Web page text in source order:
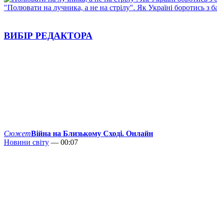
"Полювати на лучника, а не на стрілу". Як Україні боротись з
ВИБІР РЕДАКТОРА
СюжетВійна на Близькому Сході. Онлайн
Новини світу — 00:07